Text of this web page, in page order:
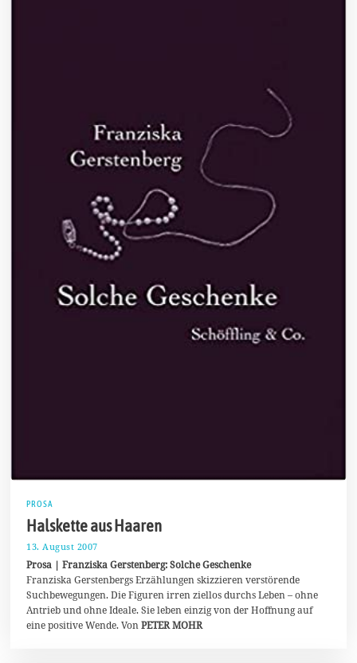
PROSA
Halskette aus Haaren
13. August 2007
.
J
u
l
i
0
Prosa | Franziska Gerstenberg: Solche Geschenke
Franziska Gerstenbergs Erzählungen skizzieren verstörende
Suchbewegungen. Die Figuren irren ziellos durchs Leben – ohne
Antrieb und ohne Ideale. Sie leben einzig von der Hoffnung auf
eine positive Wende. VonPETER MOHR